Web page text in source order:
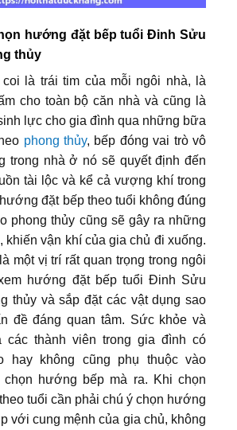
hướng đặt bếp tuổi Đinh Sửu
thủy
là trái tim của mỗi ngôi nhà, là
cho toàn bộ căn nhà và cũng là
lực cho gia đình qua những bữa
phong thủy, bếp đóng vai trò vô
trong nhà ở nó sẽ quyết định đến
tài lộc và kể cả vượng khí trong
đặt bếp theo tuổi không đúng
phong thủy cũng sẽ gây ra những
khiến vận khí của gia chủ đi xuống.
một vị trí rất quan trọng trong ngôi
hướng đặt bếp tuổi Đinh Sửu
thủy và sắp đặt các vật dụng sao
đề đáng quan tâm. Sức khỏe và
các thành viên trong gia đình có
hay không cũng phụ thuộc vào
chọn hướng bếp mà ra. Khi chọn
tuổi cần phải chú ý chọn hướng
với cung mệnh của gia chủ, không